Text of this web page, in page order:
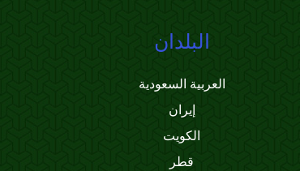
البلدان
العربية السعودية
إيران
الكويت
قطر